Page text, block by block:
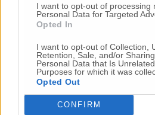
I want to opt-out of processing
Personal Data for Targeted
Opted In
I want to opt-out of Collection,
Retention, Sale, and/or
Personal Data that Is
Purposes for which it was
Opted Out
CONFIRM
-Femminicidio a
coltellate.Fermato il compagno:
(Foto-Video)
-Scontro tra auto e moto
gravissimo un centauroin
24 Lug-Maltrattamenti
«Notifica arrivata in
sono andati lì»